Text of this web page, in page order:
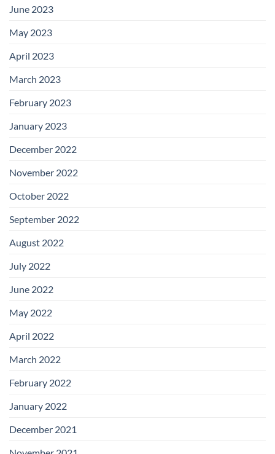
June 2023
May 2023
April 2023
March 2023
February 2023
January 2023
December 2022
November 2022
October 2022
September 2022
August 2022
July 2022
June 2022
May 2022
April 2022
March 2022
February 2022
January 2022
December 2021